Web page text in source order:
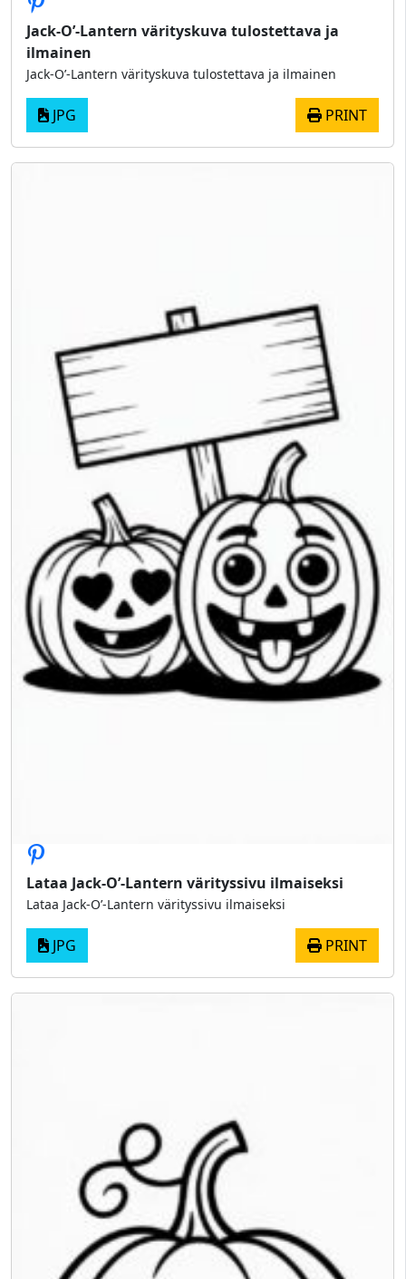
Jack-O’-Lantern värityskuva tulostettava ja
ilmainen
Jack-O’-Lantern värityskuva tulostettava ja ilmainen
JPG PRINT
Lataa Jack-O’-Lantern värityssivu ilmaiseksi
Lataa Jack-O’-Lantern värityssivu ilmaiseksi
JPG PRINT